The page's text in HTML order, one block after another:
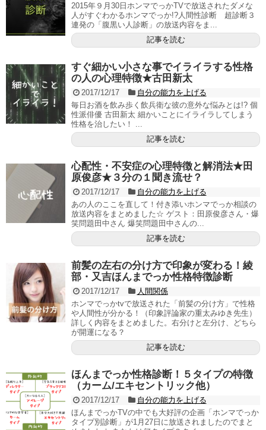
2015年９月30日ホンマでっかTVで放送されたダメな
人がすぐわかるホンマでっか!?人間性診断 超診断３
連発の「腹黒い人診断」の放送内容をま...
記事を読む
すぐ細かい小さな事でイライラする性格
の人の心理特徴★古田新太
2017/12/17
自分の能力を上げる
毎日お酒を飲み歩く飲兵衛な彼の意外な悩みとは!? 個
性派俳優 古田新太 細かいことにイライラしてしまう
性格を治したい！ ...
記事を読む
心配性・不安症の心理特徴と解消法★田
原俊彦★３分の１聞き流せ？
2017/12/17
自分の能力を上げる
あの人のここを直して！付き添いホンマでっか相談の
放送内容をまとめました☆ ゲスト：田原俊彦さん・爆
笑問題田中さん 爆笑問題田中さんの...
記事を読む
前髪の左右の分け方で印象が変わる！綾
部・又吉ほんまでっか性格特徴診断
2017/12/17
人間関係
ホンマでっかtvで放送された「前髪の分け方」で性格
や人間性が分かる！（印象評論家の重太みゆき先生）
詳しく内容をまとめました。右分けと左分け、どちら
が開運になる？
記事を読む
ほんまでっか性格診断！５タイプの特徴
（カーム/エキセントリック他）
2017/12/17
自分の能力を上げる
ほんまでっかTVの中でも大好評の企画「ホンマでっか
タイプ別診断」が1月27日に放送されましたのでまと